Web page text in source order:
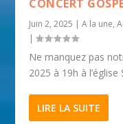
CONCERT
Juin 2, 2025 |A la une,
|
Ne manquez pas
2025 à 19h à l’église
LIRE LA SUITE